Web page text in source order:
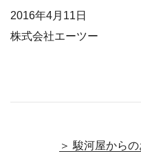
2016年4月11日
株式会社エーツー
＞ 駿河屋から